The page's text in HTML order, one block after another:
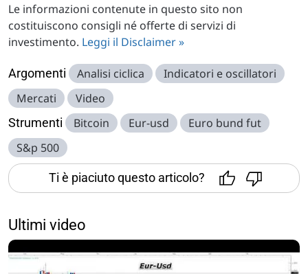
Le informazioni contenute in questo sito non
costituiscono consigli né offerte di servizi di
investimento. Leggi il Disclaimer »
Argomenti Analisi ciclica
Indicatori e oscillatori
Mercati
Video
Strumenti Bitcoin Eur-usd
Euro bund fut
S&p 500
Ti è piaciuto questo articolo?
Ultimi video